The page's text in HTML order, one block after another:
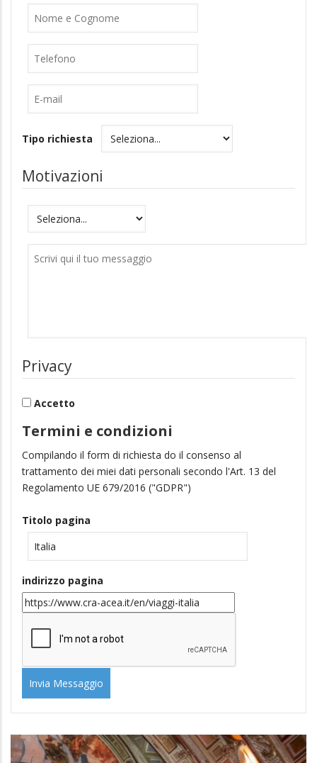
Nome
Telefono
Tipo richiesta
Motivazioni
Motivazioni
Messaggio
Privacy
Accetto
Termini e condizioni
Compilando il form di richiesta do il consenso al
trattamento dei miei dati personali secondo l'Art. 13 del
Regolamento UE 679/2016 ("GDPR")
Titolo pagina
indirizzo pagina